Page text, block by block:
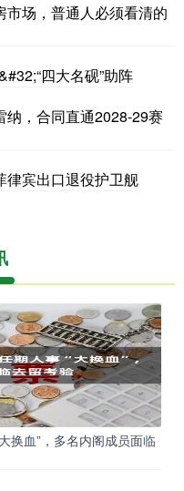
市场，普通人必须看清的
四大名砚”助阵
纳，合同直通2028-29赛
律宾出口退役护卫舰
换血”，多名内阁成员面临